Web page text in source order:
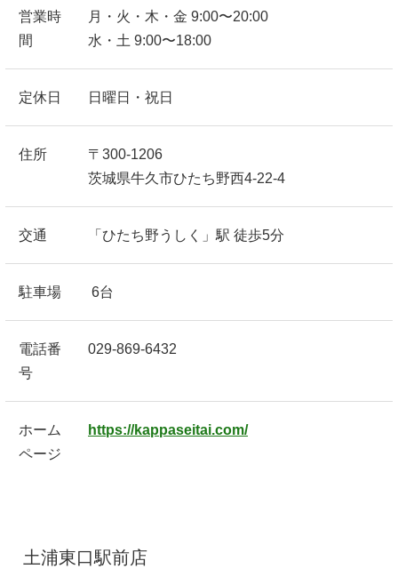
営業時
間
月・火・木・金 9:00〜20:00
水・土 9:00〜18:00
定休日 日曜日・祝日
住所
〒300-1206
茨城県牛久市ひたち野西4-22-4
交通 「ひたち野うしく」駅 徒歩5分
駐車場 6台
電話番
号
029-869-6432
ホーム
ページ
https://kappaseitai.com/
土浦東口駅前店